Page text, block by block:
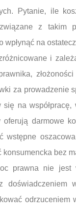
Pytanie, ile
z takim
na
i
za prowadzenie
na
darmowe
wstępne
bez
prawna nie
doświadczeniem